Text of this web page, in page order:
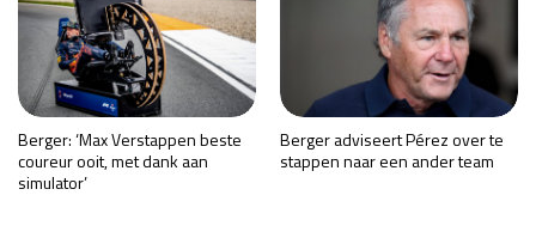
Berger: ‘Max Verstappen beste
coureur ooit, met dank aan
simulator’
Berger adviseert Pérez over te
stappen naar een ander team